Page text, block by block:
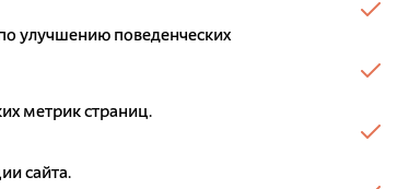
улучшению поведенческих
метрик страниц.
сайта.